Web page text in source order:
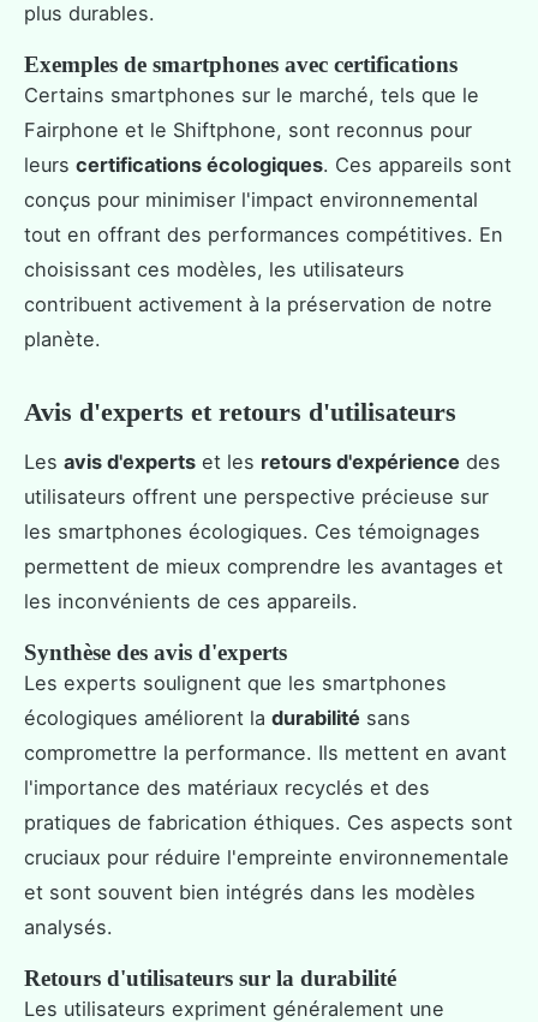
plus durables.
Exemples de smartphones avec certifications
Certains smartphones sur le marché, tels que le
Fairphone et le Shiftphone, sont reconnus pour
leurs certifications écologiques. Ces appareils sont
conçus pour minimiser l'impact environnemental
tout en offrant des performances compétitives. En
choisissant ces modèles, les utilisateurs
contribuent activement à la préservation de notre
planète.
Avis d'experts et retours d'utilisateurs
Les avis d'experts et les retours d'expérience des
utilisateurs offrent une perspective précieuse sur
les smartphones écologiques. Ces témoignages
permettent de mieux comprendre les avantages et
les inconvénients de ces appareils.
Synthèse des avis d'experts
Les experts soulignent que les smartphones
écologiques améliorent la durabilité sans
compromettre la performance. Ils mettent en avant
l'importance des matériaux recyclés et des
pratiques de fabrication éthiques. Ces aspects sont
cruciaux pour réduire l'empreinte environnementale
et sont souvent bien intégrés dans les modèles
analysés.
Retours d'utilisateurs sur la durabilité
Les utilisateurs expriment généralement une